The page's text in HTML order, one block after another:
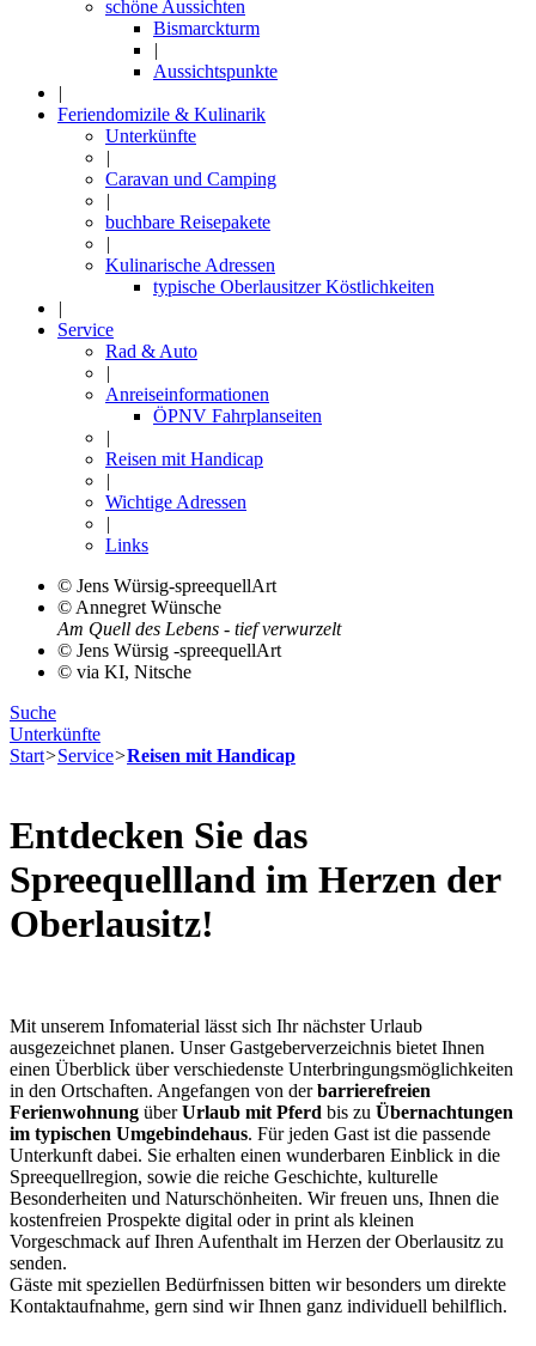
schöne Aussichten
Bismarckturm
|
Aussichtspunkte
|
Feriendomizile & Kulinarik
Unterkünfte
|
Caravan und Camping
|
buchbare Reisepakete
|
Kulinarische Adressen
typische Oberlausitzer Köstlichkeiten
|
Service
Rad & Auto
|
Anreiseinformationen
ÖPNV Fahrplanseiten
|
Reisen mit Handicap
|
Wichtige Adressen
|
Links
© Jens Würsig-spreequellArt
© Annegret Wünsche
Am Quell des Lebens - tief verwurzelt‎
© Jens Würsig -spreequellArt
© via KI, Nitsche
Suche
Unterkünfte
Start>Service>Reisen mit Handicap
Entdecken Sie das
Spreequellland im Herzen der
Oberlausitz!
Mit unserem Infomaterial lässt sich Ihr nächster Urlaub
ausgezeichnet planen. Unser Gastgeberverzeichnis bietet Ihnen
einen Überblick über verschiedenste Unterbringungsmöglichkeiten
in den Ortschaften. Angefangen von derbarrierefreien
Ferienwohnung überUrlaub mit Pferd bis zu Übernachtungen
im typischen Umgebindehaus. Für jeden Gast ist die passende
Unterkunft dabei. Sie erhalten einen wunderbaren Einblick in die
Spreequellregion, sowie die reiche Geschichte, kulturelle
Besonderheiten und Naturschönheiten. Wir freuen uns, Ihnen die
kostenfreien Prospekte digital oder in print als kleinen
Vorgeschmack auf Ihren Aufenthalt im Herzen der Oberlausitz zu
senden.‎
Gäste mit speziellen Bedürfnissen bitten wir besonders um direkte
Kontaktaufnahme, gern sind wir Ihnen ganz individuell behilflich.